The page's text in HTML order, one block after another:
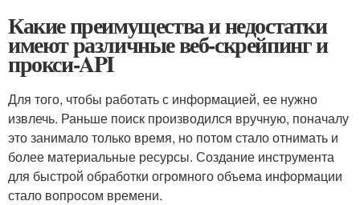
Какие преимущества и недостатки
имеют различные веб-скрейпинг и
прокси-API
Для того, чтобы работать с информацией, ее нужно
извлечь. Раньше поиск производился вручную, поначалу
это занимало только время, но потом стало отнимать и
более материальные ресурсы. Создание инструмента
для быстрой обработки огромного объема информации
стало вопросом времени.